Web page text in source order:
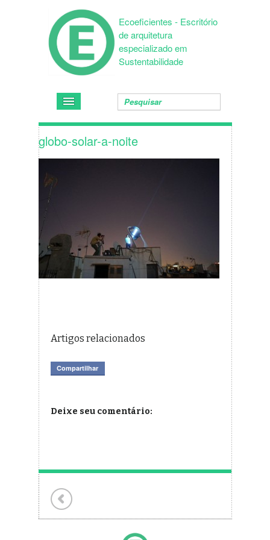
Ecoeficientes - Escritório
de arquitetura
especializado em
Sustentabilidade
globo-solar-a-noite
Artigos relacionados
Compartilhar
Deixe seu comentário: